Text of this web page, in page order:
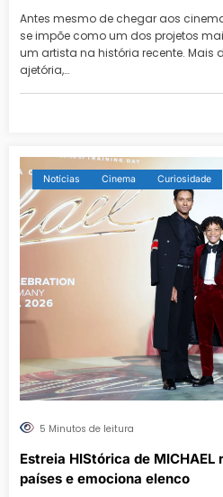
Antes mesmo de chegar aos
se impõe como um dos projetos
um artista na história recente. Mais
ajetória,…
Notícias Cinema Curiosidade
5 Minutos de leitura
Estreia HIStórica de MICHAEL
países e emociona elenco